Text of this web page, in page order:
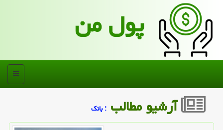
پول من
منو
آرشیو مطالب : بانك